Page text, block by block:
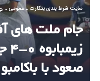
سایت شرط بندی بتکارت - عمومی -
صعود با باکامبو